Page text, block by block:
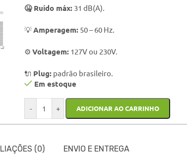
🤐 Ruído máx: 31 dB(A).
💡Amperagem: 50 – 60 Hz.
⚙️Voltagem: 127V ou 230V.
🔌 Plug: padrão brasileiro.
Em estoque
- + ADICIONAR AO CARRINHO
(0) ENVIO E ENTREGA